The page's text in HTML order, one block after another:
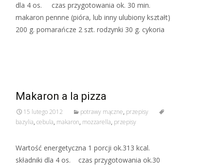
dla 4 os. czas przygotowania ok. 30 min.
makaron pennne (pióra, lub inny ulubiony kształt)
200 g. pomarańcze 2 szt. rodzynki 30 g. cykoria
Makaron a la pizza
15 lutego 2012 potrawy mączne, przepisy
bazylia, cebula, makaron, mozzarella, przepisy
Wartość energetyczna 1 porcji ok.313 kcal.
składniki dla 4 os. czas przygotowania ok.30